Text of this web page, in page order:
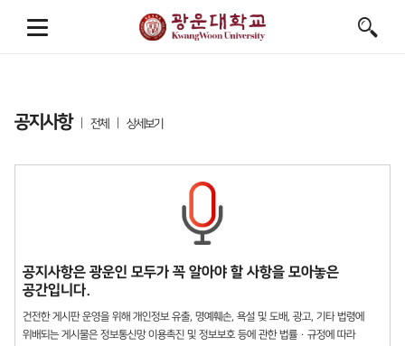
공지사항 전체 상세보기
공지사항은 광운인 모두가 꼭 알아야 할 사항을 모아놓은
공간입니다.
건전한 게시판 운영을 위해 개인정보 유출, 명예훼손, 욕설 및 도배, 광고, 기타 법령에
위배되는 게시물은 정보통신망 이용촉진 및 정보보호 등에 관한 법률 · 규정에 따라